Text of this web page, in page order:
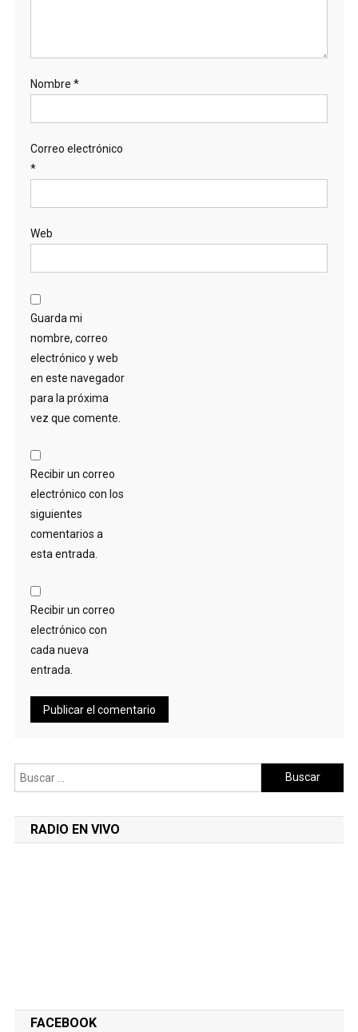
Nombre *
Correo electrónico
*
Web
Guarda mi
nombre, correo
electrónico y web
en este navegador
para la próxima
vez que comente.
Recibir un correo
electrónico con los
siguientes
comentarios a
esta entrada.
Recibir un correo
electrónico con
cada nueva
entrada.
Buscar:
RADIO EN VIVO
FACEBOOK